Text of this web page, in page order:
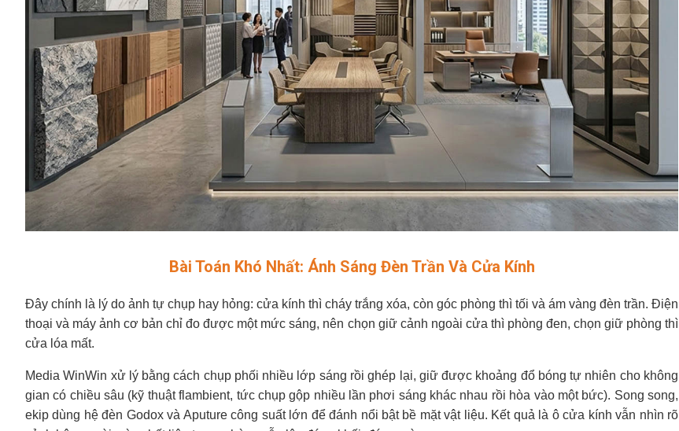
Bài Toán Khó Nhất: Ánh Sáng Đèn Trần Và Cửa Kính
Đây chính là lý do ảnh tự chụp hay hỏng: cửa kính thì cháy trắng xóa, còn góc phòng thì tối và ám vàng đèn trần. Điện
thoại và máy ảnh cơ bản chỉ đo được một mức sáng, nên chọn giữ cảnh ngoài cửa thì phòng đen, chọn giữ phòng thì
cửa lóa mất.
Media WinWin xử lý bằng cách chụp phối nhiều lớp sáng rồi ghép lại, giữ được khoảng đổ bóng tự nhiên cho không
gian có chiều sâu (kỹ thuật flambient, tức chụp gộp nhiều lần phơi sáng khác nhau rồi hòa vào một bức). Song song,
ekip dùng hệ đèn Godox và Aputure công suất lớn để đánh nổi bật bề mặt vật liệu. Kết quả là ô cửa kính vẫn nhìn rõ